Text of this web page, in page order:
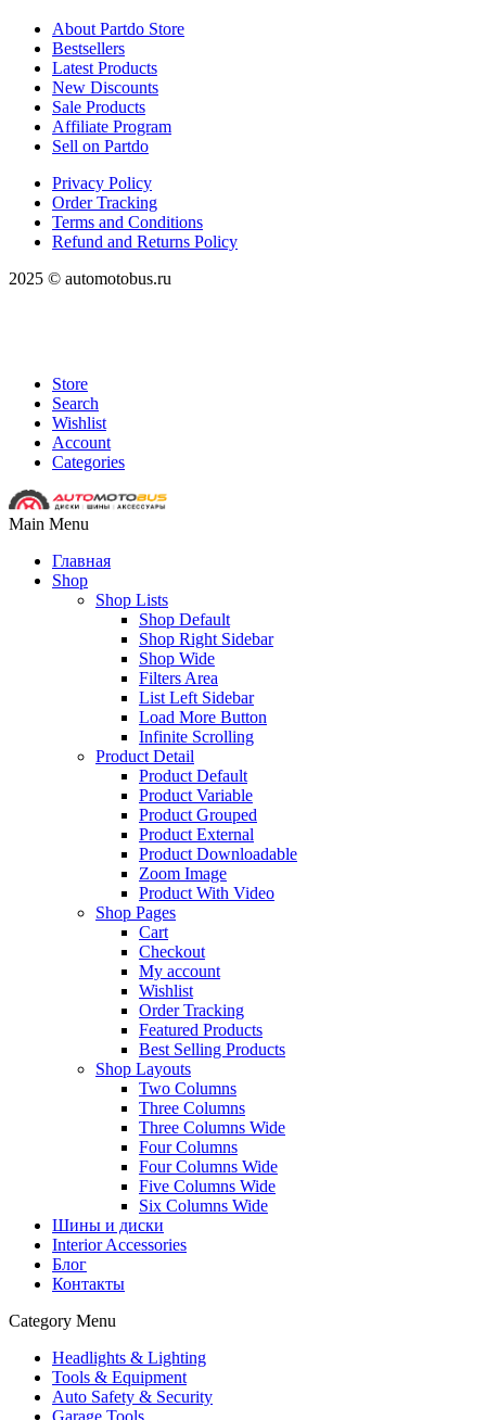
About Partdo Store
Bestsellers
Latest Products
New Discounts
Sale Products
Affiliate Program
Sell on Partdo
Privacy Policy
Order Tracking
Terms and Conditions
Refund and Returns Policy
2025 © automotobus.ru
Store
Search
Wishlist
Account
Categories
Main Menu
Главная
Shop
Shop Lists
Shop Default
Shop Right Sidebar
Shop Wide
Filters Area
List Left Sidebar
Load More Button
Infinite Scrolling
Product Detail
Product Default
Product Variable
Product Grouped
Product External
Product Downloadable
Zoom Image
Product With Video
Shop Pages
Cart
Checkout
My account
Wishlist
Order Tracking
Featured Products
Best Selling Products
Shop Layouts
Two Columns
Three Columns
Three Columns Wide
Four Columns
Four Columns Wide
Five Columns Wide
Six Columns Wide
Шины и диски
Interior Accessories
Блог
Контакты
Category Menu
Headlights & Lighting
Tools & Equipment
Auto Safety & Security
Garage Tools